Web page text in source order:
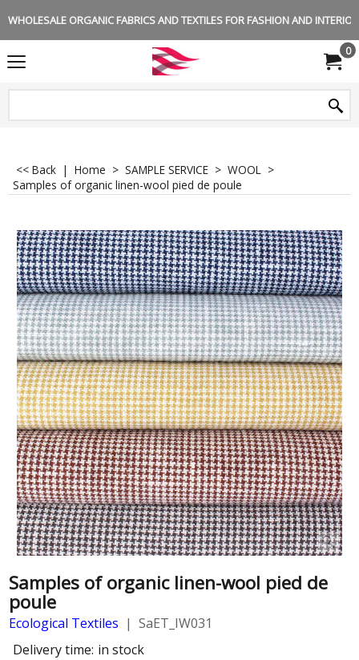
WHOLESALE ORGANIC FABRICS AND TEXTILES FOR FASHION AND
0
<< Back | Home > SAMPLE SERVICE > WOOL >
Samples of organic linen-wool pied de poule
Samples of organic linen-wool pied de
poule
Ecological Textiles
SaET_IW031
Delivery time: in stock